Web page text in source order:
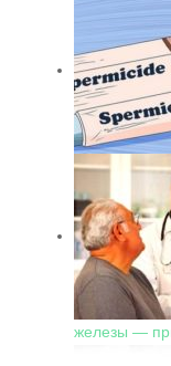
железы —